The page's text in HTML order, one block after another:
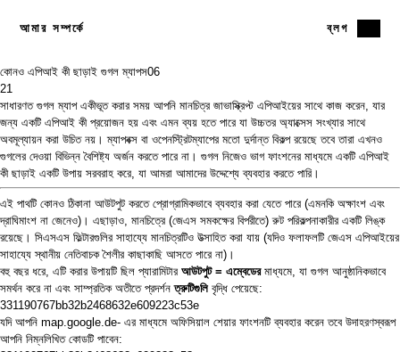
আমার সম্পর্কে ব্লগ
কোনও এপিআই কী ছাড়াই গুগল ম্যাপস06
21
সাধারণত গুগল ম্যাপ একীভূত করার সময় আপনি মানচিত্র জাভাস্ক্রিপ্ট এপিআইয়ের সাথে কাজ করেন, যার
জন্য একটি এপিআই কী প্রয়োজন হয় এবং এমন ব্যয় হতে পারে যা উচ্চতর অ্যাক্সেস সংখ্যার সাথে
অবমূল্যায়ন করা উচিত নয়।ম্যাপবক্স বা ওপেনস্ট্রিটম্যাপের মতো দুর্দান্ত বিকল্প রয়েছে তবে তারা এখনও
গুগলের দেওয়া বিভিন্ন বৈশিষ্ট্য অর্জন করতে পারে না। গুগল নিজেও ভাগ ফাংশনের মাধ্যমে একটি এপিআই
কী ছাড়াই একটি উপায় সরবরাহ করে, যা আমরা আমাদের উদ্দেশ্যে ব্যবহার করতে পারি।
এই পাথটি কোনও ঠিকানা আউটপুট করতে প্রোগ্রামিকভাবে ব্যবহার করা যেতে পারে (এমনকি অক্ষাংশ এবং
দ্রাঘিমাংশ না জেনেও)। এছাড়াও, মানচিত্রে (জেএস সমকক্ষের বিপরীতে) রুট পরিকল্পনাকারীর একটি লিঙ্ক
রয়েছে। সিএসএস ফিল্টারগুলির সাহায্যে মানচিত্রটিও উত্সাহিত করা যায় (যদিও ফলাফলটি জেএস এপিআইয়ের
সাহায্যেস্থানীয় নেতিবাচক শৈলীর কাছাকাছি আসতে পারে না)।
বহু বছর ধরে, এটি করার উপায়টি ছিল প্যারামিটার আউটপুট = এম্বেডেরমাধ্যমে, যা গুগল আনুষ্ঠানিকভাবে
সমর্থন করে না এবং সাম্প্রতিক অতীতে প্রদর্শনত্রুটিগুলিবৃদ্ধি পেয়েছে:
331190767bb32b2468632e609223c53e
যদি আপনি map.google.de- এর মাধ্যমে অফিসিয়াল শেয়ার ফাংশনটি ব্যবহার করেন তবে উদাহরণস্বরূপ
আপনি নিম্নলিখিত কোডটি পাবেন: